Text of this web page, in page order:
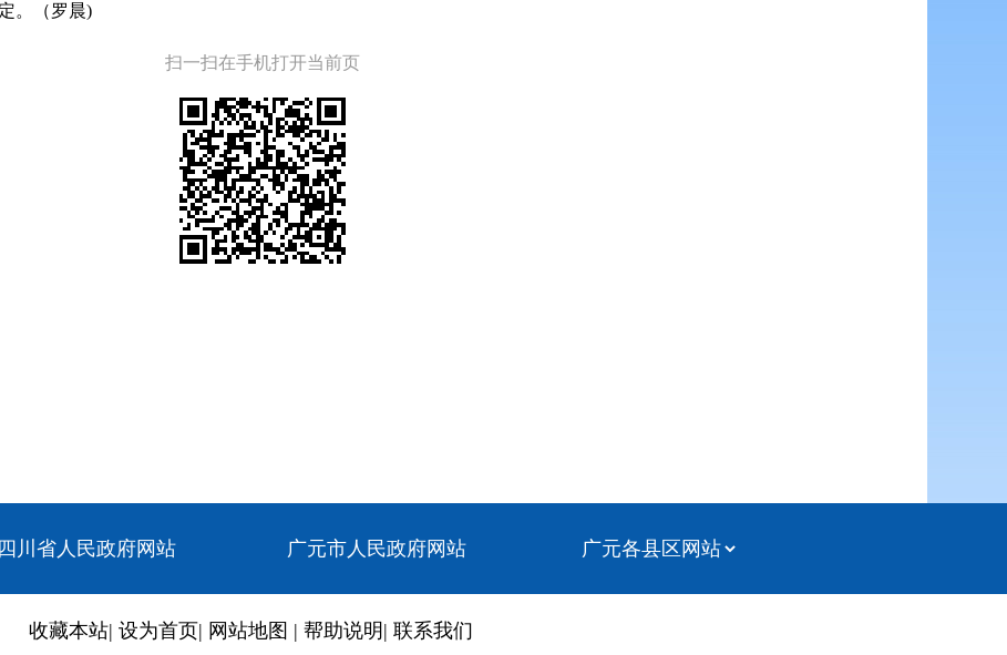
。（罗晨)
扫一扫在手机打开当前页
四川省人民政府网站 广元市人民政府网站
收藏本站| 设为首页| 网站地图 | 帮助说明 | 联系我们